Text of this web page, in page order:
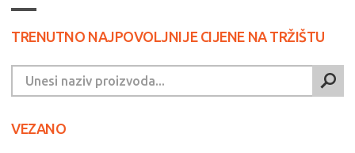
TRENUTNO NAJPOVOLJNIJE CIJENE NA TRŽIŠTU
VEZANO